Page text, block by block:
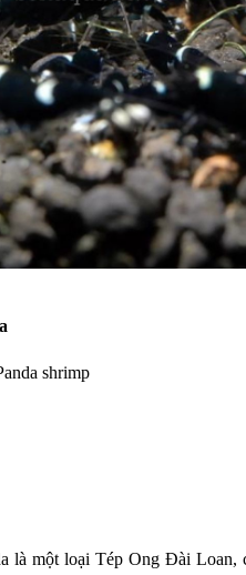
shrimp
là một loại Tép Ong Đài Loan,